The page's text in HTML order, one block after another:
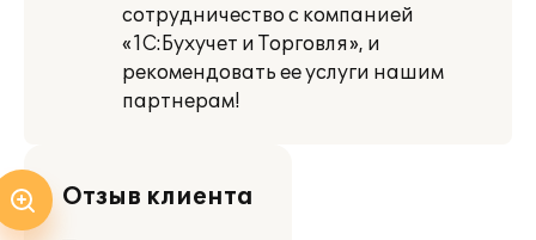
сотрудничество с компанией
«1С:Бухучет и Торговля», и
рекомендовать ее услуги нашим
партнерам!
Отзыв клиента